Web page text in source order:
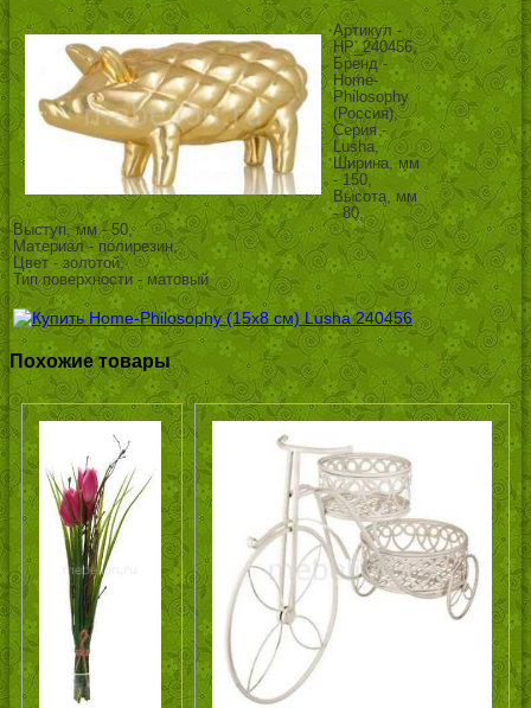
Артикул -
HP_240456,
Бренд -
Home-
Philosophy
(Россия),
Серия -
Lusha,
Ширина, мм
- 150,
Высота, мм
- 80,
Выступ, мм - 50,
Материал - полирезин,
Цвет - золотой,
Тип поверхности - матовый
Похожие товары